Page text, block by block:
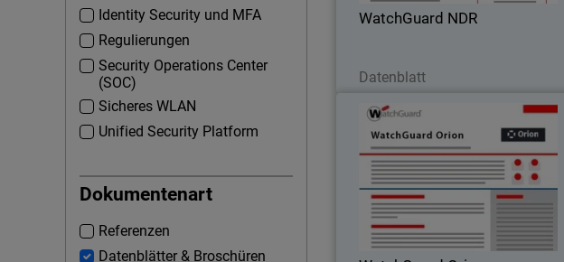
Identity Security und MFA
Regulierungen
Security Operations Center
(SOC)
Sicheres WLAN
Unified Security Platform
Dokumentenart
Referenzen
Datenblätter & Broschüren
WatchGuard NDR
Datenblatt
WatchGuard Orion
Mejores las funcionalidades de sus
Centros de operaciones de seguridad
(SOC) con WatchGuard Orion, una
solución nativa en la nube diseñada
para simplificar las operaciones de